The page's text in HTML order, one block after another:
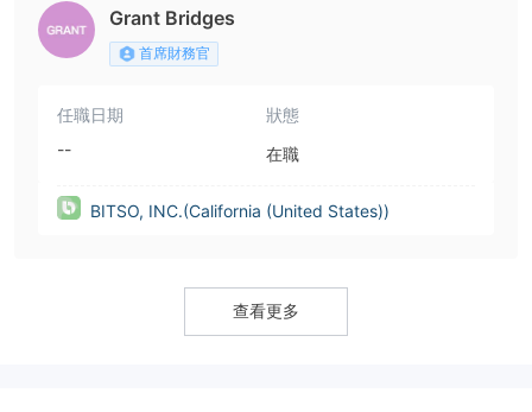
Grant Bridges
首席財務官
任職日期
--
狀態
在職
BITSO, INC.(California (United States))
查看更多